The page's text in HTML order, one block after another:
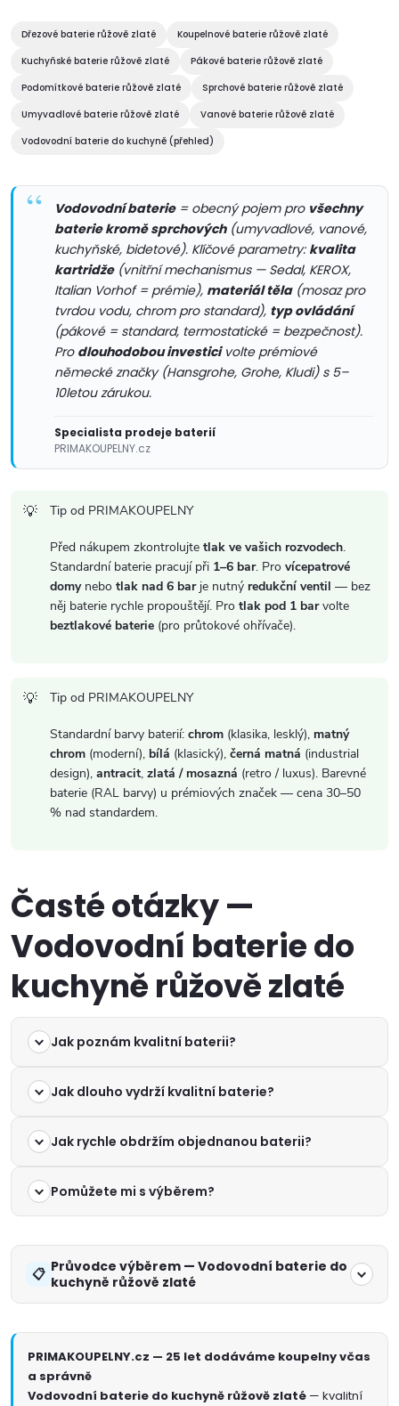
á
d
a
c
í
p
p
Dřezové baterie růžově zlaté
Koupelnové baterie růžově zlaté
Kuchyňské baterie růžově zlaté
Pákové baterie růžově zlaté
Podomítkové baterie růžově zlaté
Sprchové baterie růžově zlaté
Umyvadlové baterie růžově zlaté
Vanové baterie růžově zlaté
Vodovodní baterie do kuchyně (přehled)
Vodovodní baterie= obecný pojem pro všechny
baterie kromě sprchových(umyvadlové, vanové,
kuchyňské, bidetové). Klíčové parametry: kvalita
kartridže(vnitřní mechanismus — Sedal, KEROX,
Italian Vorhof = prémie), materiál těla(mosaz pro
tvrdou vodu, chrom pro standard), typ ovládání
(pákové = standard, termostatické = bezpečnost).
Pro dlouhodobou investicivolte prémiové
německé značky (Hansgrohe, Grohe, Kludi) s 5–
10letou zárukou.
Specialista prodeje baterií
PRIMAKOUPELNY.cz
Tip od PRIMAKOUPELNY
Před nákupem zkontrolujte tlak ve vašich rozvodech.
Standardní baterie pracují při 1–6 bar. Pro vícepatrové
domynebo tlak nad 6 barje nutný redukční ventil — bez
něj baterie rychle propouštějí. Pro tlak pod 1 barvolte
beztlakové baterie (pro průtokové ohřívače).
Tip od PRIMAKOUPELNY
Standardní barvy baterií: chrom (klasika, lesklý), matný
chrom (moderní), bílá (klasický), černá matná (industrial
design), antracit, zlatá / mosazná (retro / luxus). Barevné
baterie (RAL barvy) u prémiových značek — cena 30–50
% nad standardem.
Časté otázky —
Vodovodní baterie do
kuchyně růžově zlaté
Jak poznám kvalitní baterii?
Jak dlouho vydrží kvalitní baterie?
Jak rychle obdržím objednanou baterii?
Pomůžete mi s výběrem?
Průvodce výběrem — Vodovodní baterie do
kuchyně růžově zlaté
PRIMAKOUPELNY.cz — 25 let dodáváme koupelny včas
a správně
Vodovodní baterie do kuchyně růžově zlaté — kvalitní